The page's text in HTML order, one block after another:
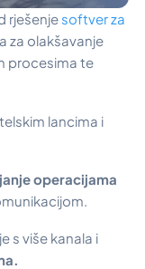
rješenje softver za
za olakšavanje
procesima te
lancima i
operacijama
s više kanala i